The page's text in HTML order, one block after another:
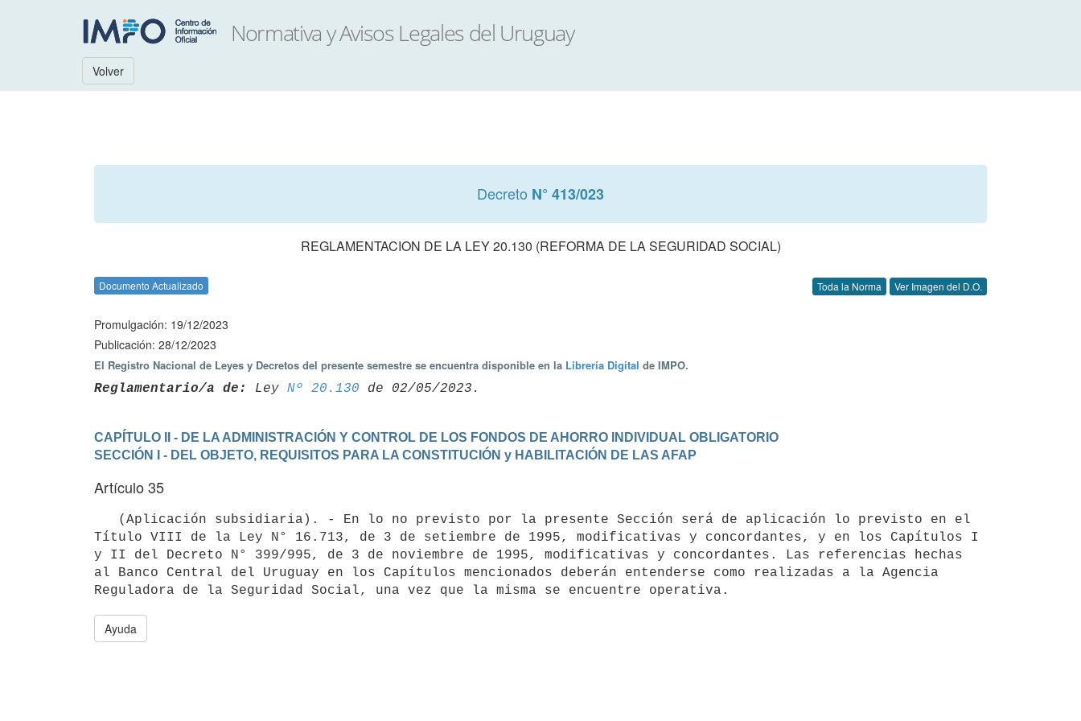
Volver
Decreto N° 413/023
REGLAMENTACION DE LA LEY 20.130 (REFORMA DE LA SEGURIDAD SOCIAL)
Documento Actualizado Toda la Norma Ver Imagen del D.O.
Promulgación: 19/12/2023
Publicación: 28/12/2023
El Registro Nacional de Leyes y Decretos del presente semestre se encuentra disponible en la Librería Digital de IMPO.
Reglamentario/a de: Ley Nº 20.130
CAPÍTULO II - DE LA ADMINISTRACIÓN Y CONTROL DE LOS FONDOS DE AHORRO INDIVIDUAL OBLIGATORIO
SECCIÓN I - DEL OBJETO, REQUISITOS PARA LA CONSTITUCIÓN y HABILITACIÓN DE LAS AFAP
Artículo 35
Título VIII de la Ley N° 16.713, de 3 de setiembre de 1995, modificativas y concordantes, y en los Capítulos I
y II del Decreto N° 399/995, de 3 de noviembre de 1995, modificativas y concordantes. Las referencias hechas
al Banco Central del Uruguay en los Capítulos mencionados deberán entenderse como realizadas a la Agencia
Reguladora de la Seguridad Social, una vez que la misma se encuentre operativa.
Ayuda